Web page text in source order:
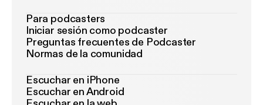
Para podcasters
Iniciar sesión como podcaster
Preguntas frecuentes de Podcaster
Normas de la comunidad
Escuchar en iPhone
Escuchar en Android